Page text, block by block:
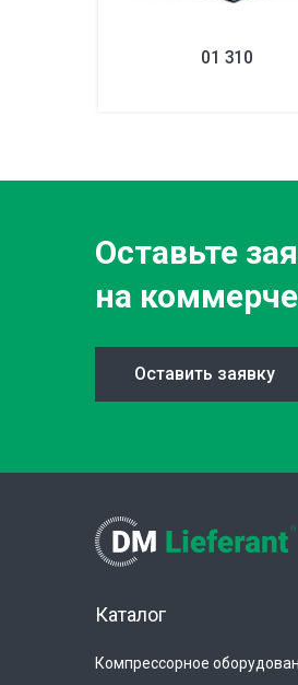
01 310
Оставьте
на
Оставить заявку
Каталог
Компрессорное